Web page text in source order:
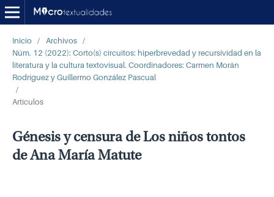
Inicio / Archivos /
Núm. 12 (2022): Corto(s) circuitos: hiperbrevedad y recursividad en la
literatura y la cultura textovisual. Coordinadores: Carmen Morán
Rodríguez y Guillermo González Pascual
/
Artículos
Génesis y censura de Los niños tontos
de Ana María Matute